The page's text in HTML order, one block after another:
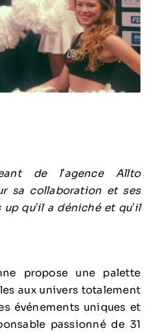
de lʼagence Allto
sa collaboration et ses
quʼil a déniché et quʼil
propose une palette
aux univers totalement
événements uniques et
passionné de 31